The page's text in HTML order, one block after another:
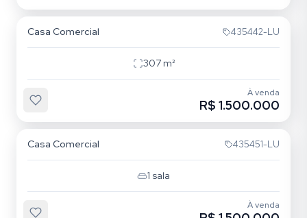
Casa Comercial 435442-LU
307m²
À venda
R$ 1.500.000
Casa Comercial 435451-LU
1 sala
À venda